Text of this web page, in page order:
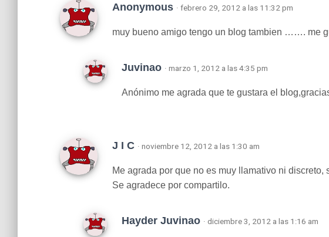
Anonymous · febrero 29, 2012 a las 11:32 pm
muy bueno amigo tengo un blog tambien ……. me
Juvinao · marzo 1, 2012 a las 4:35 pm
Anónimo me agrada que te gustara el
J I C · noviembre 12, 2012 a las 1:30 am
Me agrada por que no es muy llamativo ni discreto,
Se agradece por compartilo.
Hayder Juvinao · diciembre 3, 2012 a las 1:16 am